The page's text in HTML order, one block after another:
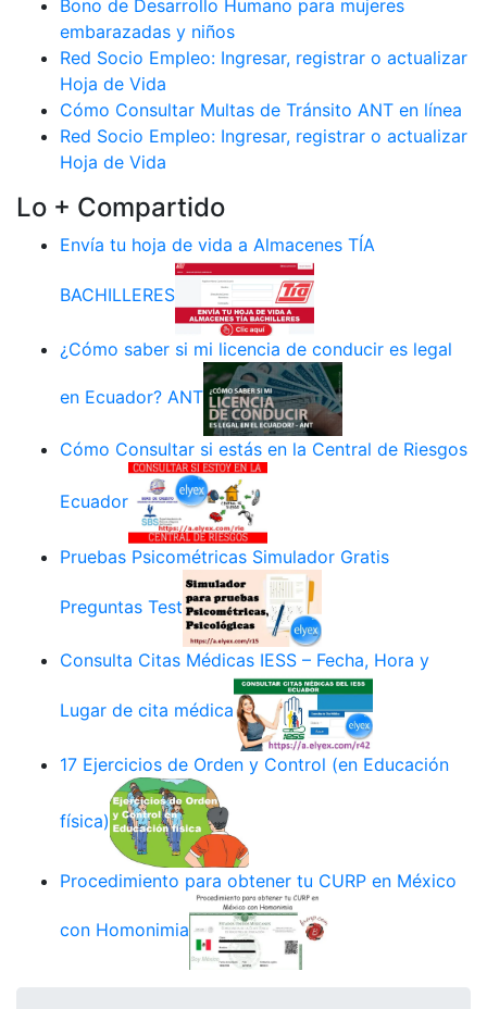
Bono de Desarrollo Humano para mujeres
embarazadas y niños
Red Socio Empleo: Ingresar, registrar o actualizar
Hoja de Vida
Cómo Consultar Multas de Tránsito ANT en línea
Red Socio Empleo: Ingresar, registrar o actualizar
Hoja de Vida
Lo + Compartido
Envía tu hoja de vida a Almacenes TÍA
BACHILLERES
¿Cómo saber si mi licencia de conducir es legal
en Ecuador? ANT
Cómo Consultar si estás en la Central de Riesgos
Ecuador
Pruebas Psicométricas Simulador Gratis
Preguntas Test
Consulta Citas Médicas IESS – Fecha, Hora y
Lugar de cita médica
17 Ejercicios de Orden y Control (en Educación
física)
Procedimiento para obtener tu CURP en México
con Homonimia